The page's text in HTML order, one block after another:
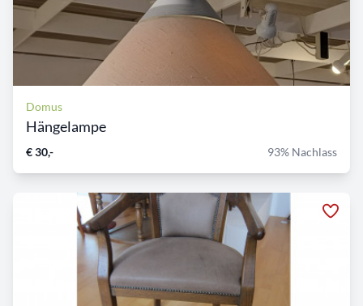
Domus
Hängelampe
€ 30,- 93% Nachlass